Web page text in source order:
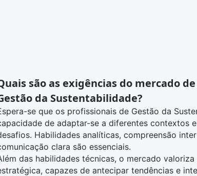
são as exigências do mercado
da Sustentabilidade?
se que os profissionais de Gestão da
de adaptar-se a diferentes contextos
Habilidades analíticas, compreensão
clara são essenciais.
das habilidades técnicas, o mercado
capazes de antecipar tendências e